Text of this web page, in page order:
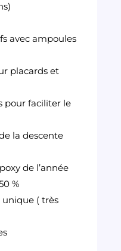
avec ampoules
placards et
pour faciliter le
la descente
de l’année
%
( très